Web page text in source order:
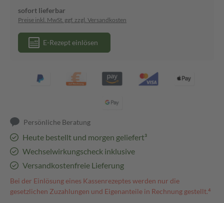
sofort lieferbar
Preise inkl. MwSt. ggf. zzgl. Versandkosten
E-Rezept einlösen
Persönliche Beratung
Heute bestellt und morgen geliefert³
Wechselwirkungscheck inklusive
Versandkostenfreie Lieferung
Bei der Einlösung eines Kassenrezeptes werden nur die
gesetzlichen Zuzahlungen und Eigenanteile in Rechnung gestellt.⁴